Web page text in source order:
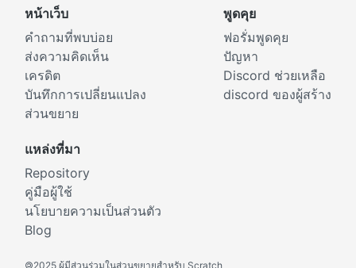
หน้าเว็บ
คำถามที่พบบ่อย
ส่งความคิดเห็น
เครดิต
บันทึกการเปลี่ยนแปลง
ส่วนขยาย
พูดคุย
ฟอรั่มพูดคุย
ปัญหา
Discord ช่วยเหลือ
discord ของผู้สร้าง
แหล่งที่มา
Repository
คู่มือผู้ใช้
นโยบายความเป็นส่วนตัว
Blog
©2025 ผู้มีส่วนร่วมในส่วนขยายสำหรับ Scratch